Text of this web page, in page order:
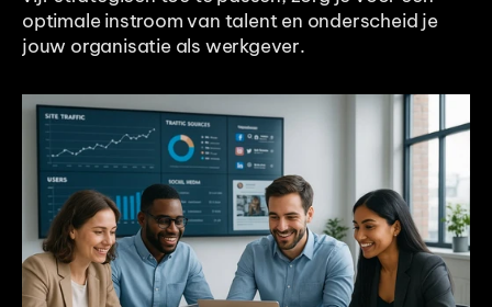
optimale instroom van talent en onderscheid je
jouw organisatie als werkgever.